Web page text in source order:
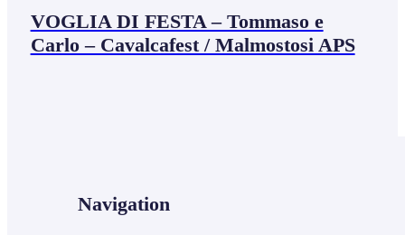
VOGLIA DI FESTA – Tommaso e
Carlo – Cavalcafest / Malmostosi APS
Navigation